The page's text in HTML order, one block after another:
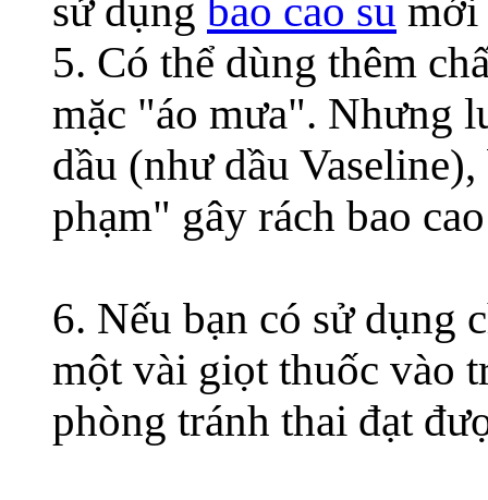
sử dụng bao cao su mới
5. Có thể dùng thêm
mặc "áo mưa". Nhưng
dầu (như dầu
phạm" gây rách bao
6. Nếu bạn có sử dụng
một vài giọt thuốc vào
phòng tránh thai đạt